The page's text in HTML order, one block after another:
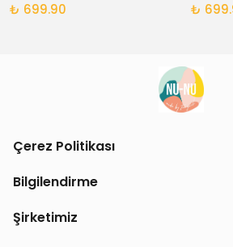
₺ 699.90 ₺
Çerez Politikası
Bilgilendirme
Şirketimiz